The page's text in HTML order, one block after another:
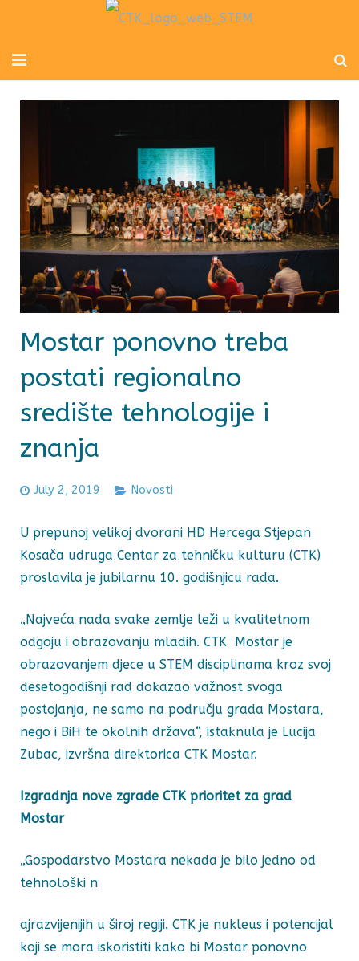
Početna
Radionice za djecu i odrasle
Novosti
O nama
Kontakt
Mostar ponovno treba
postati regionalno
središte tehnologije i
znanja
July 2, 2019 Novosti
U prepunoj velikoj dvorani HD Hercega Stjepan
Kosača udruga Centar za tehničku kulturu (CTK)
proslavila je jubilarnu 10. godišnjicu rada.
„Najveća nada svake zemlje leži u kvalitetnom
odgoju i obrazovanju mladih. CTK Mostar je
obrazovanjem djece u STEM disciplinama kroz svoj
desetogodišnji rad dokazao važnost svoga
postojanja, ne samo na području grada Mostara,
nego i BiH te okolnih država“, istaknula je Lucija
Zubac, izvršna direktorica CTK Mostar.
Izgradnja nove zgrade CTK prioritet za grad
Mostar
„Gospodarstvo Mostara nekada je bilo jedno od
tehnološki n
ajrazvijenijih u široj regiji. CTK je nukleus i potencijal
koji se mora iskoristiti kako bi Mostar ponovno